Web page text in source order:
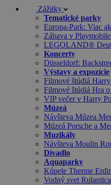
Zážitky
Tematické parky
Europa-Park: Viac
Zábava v
LEGOLAND®
Koncerty
Düsseldorf:
Výstavy a expozície
Filmové štúdiá
Filmové štúdiá Hra
VIP večer v Harry
Múzeá
Návšteva Múzea
Múzeá Porsche a
Muzikály
Návšteva Moulin
Divadlo
Aquaparky
Kúpele Therme
Vodný svet